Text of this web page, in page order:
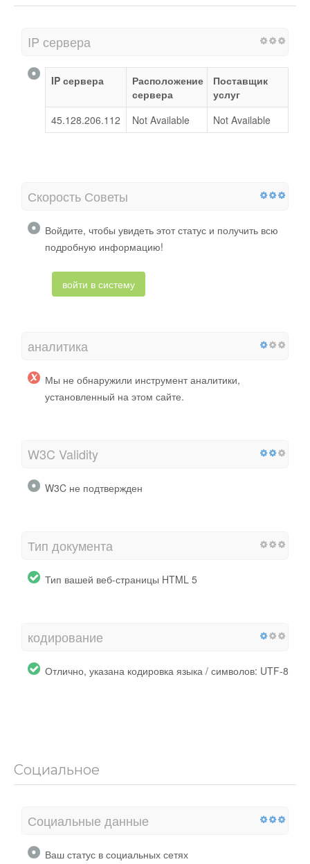
IP сервера
IP сервера
Расположение
сервера
Поставщик
услуг
45.128.206.112
Not Available Not Available
Скорость Советы
Войдите, чтобы увидеть этот статус и получить всю
подробную информацию!
войти в систему
аналитика
Мы не обнаружили инструмент аналитики,
установленный на этом сайте.
W3C Validity
W3C не подтвержден
Тип документа
Тип вашей веб-страницы HTML 5
кодирование
Отлично, указана кодировка языка / символов: UTF-8
Социальное
Социальные данные
Ваш статус в социальных сетях